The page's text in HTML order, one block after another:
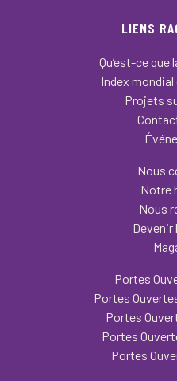
LIENS
Qu’est-ce
Index
Projets
Nous
Notre
Nous
Devenir
Portes
Portes
Portes
Portes
Portes